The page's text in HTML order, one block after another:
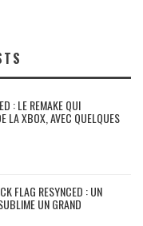
: LE REMAKE QUI
LA XBOX, AVEC QUELQUES
FLAG RESYNCED : UN
UN GRAND